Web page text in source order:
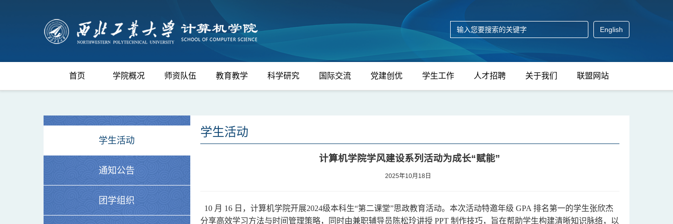
English
首页 学院概况 师资队伍 教育教学 科学研究 国际交流 党建创优 学生工作 人才招聘 关于我们 联盟网站
学生活动
通知公告
团学组织
学生活动
计算机学院学风建设系列活动为成长“赋能”
2025年10月18日
10 月 16 日，计算机学院开展2024级本科生“第二课堂”思政教育活动。本次活动特邀年级 GPA 排名第一的学生张欣杰
分享高效学习方法与时间管理策略，同时由兼职辅导员陈松玲讲授 PPT 制作技巧，旨在帮助学生构建清晰知识脉络，以